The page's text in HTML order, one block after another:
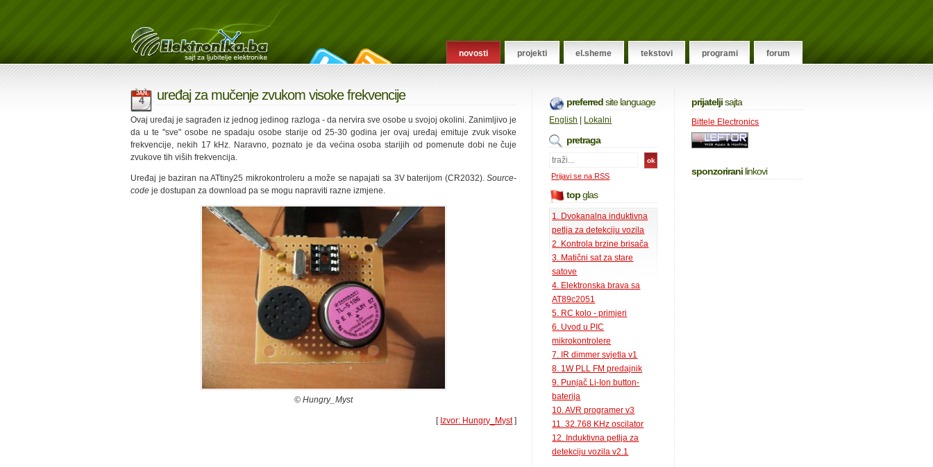
novosti projekti el.sheme tekstovi programi forum
JAN
4 uređaj za mučenje zvukom visoke frekvencije
Ovaj uređaj je sagrađen iz jednog jedinog razloga - da nervira sve osobe u svojoj okolini. Zanimljivo je
da u te "sve" osobe ne spadaju osobe starije od 25-30 godina jer ovaj uređaj emituje zvuk visoke
frekvencije, nekih 17 kHz. Naravno, poznato je da većina osoba starijih od pomenute dobi ne čuje
zvukove tih viših frekvencija.
Uređaj je baziran na ATtiny25 mikrokontroleru a može se napajati sa 3V baterijom (CR2032).Source-
code je dostupan za download pa se mogu napraviti razne izmjene.
© Hungry_Myst
[ Izvor: Hungry_Myst]
preferredsite language
English Lokalni
pretraga
Prijavi se na RSS
topglas
1. Dvokanalna induktivna
petlja za detekciju vozila
2. Kontrola brzine brisača
3. Matični sat za stare
satove
4. Elektronska brava sa
AT89c2051
5. RC kolo - primjeri
6. Uvod u PIC
mikrokontrolere
7. IR dimmer svjetla v1
8. 1W PLL FM predajnik
9. Punjač Li-Ion button-
baterija
10. AVR programer v3
11. 32.768 KHz oscilator
12. Induktivna petlja za
detekciju vozila v2.1
prijateljisajta
Bittele Electronics
sponzorirani linkovi